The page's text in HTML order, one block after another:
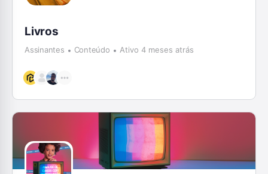
Livros
Assinantes Conteúdo Ativo 4 meses atrás